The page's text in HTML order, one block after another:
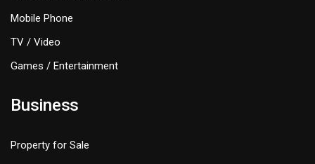
Mobile Phone
TV / Video
Games / Entertainment
Business
Property for Sale